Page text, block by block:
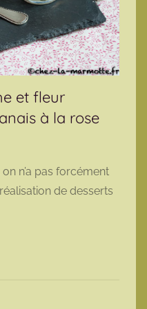
et fleur
à la rose
n’a pas forcément
de desserts